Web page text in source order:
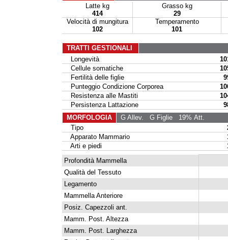
Latte kg
414
Grasso kg
29
Velocità di mungitura
102
Temperamento
101
TRATTI GESTIONALI
Longevità
Cellule somatiche
Fertilità delle figlie
Punteggio Condizione Corporea
Resistenza alle Mastiti
Persistenza Lattazione
MORFOLOGIA
G Allev. G Figlie 19% Att.
Tipo
Apparato Mammario
Arti e piedi
Profondità Mammella
Qualità del Tessuto
Legamento
Mammella Anteriore
Posiz. Capezzoli ant.
Mamm. Post. Altezza
Mamm. Post. Larghezza